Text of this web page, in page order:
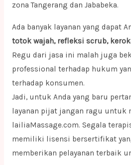
zona Tangerang dan Jababeka.
Ada banyak layanan yang dapat
totok wajah, refleksi scrub,
Regu dari jasa ini malah juga
professional terhadap hukum
terhadap konsumen.
Jadi, untuk Anda yang baru
layanan pijat jangan ragu untuk
lailiaMassage.com. Segala
memiliki lisensi bersertifikat
memberikan pelayanan terbaik